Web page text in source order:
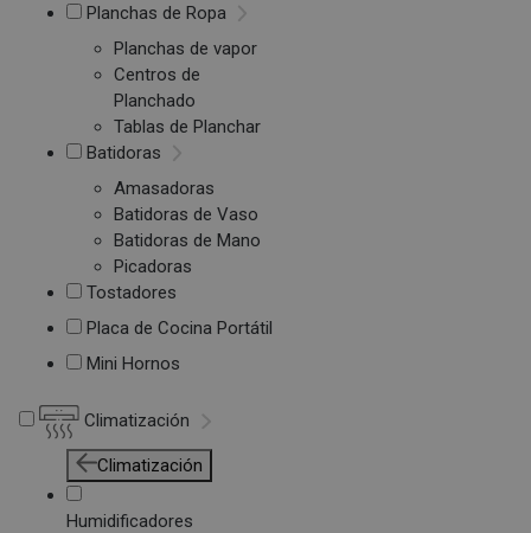
Planchas de Ropa
Planchas de vapor
Centros de
Planchado
Tablas de Planchar
Batidoras
Amasadoras
Batidoras de Vaso
Batidoras de Mano
Picadoras
Tostadores
Placa de Cocina Portátil
Mini Hornos
Climatización
Climatización
Humidificadores